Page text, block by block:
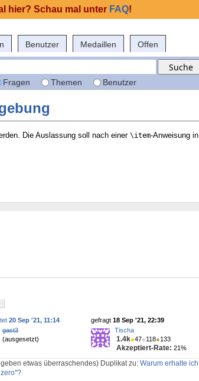
Benutzer Medaillen Offen
Fragen Themen Benutzer
Die Auslassung soll nach einer \item-Anweisung in
gefragt 18 Sep '21, 22:39
Tischa
1.4k●47●118●133
Akzeptiert-Rate: 21%
20 Sep '21, 11:14
gast3
(ausgesetzt)
etwas überraschendes) Duplikat zu: Warum erhalte ich
hier? Schau mal unter FAQ!